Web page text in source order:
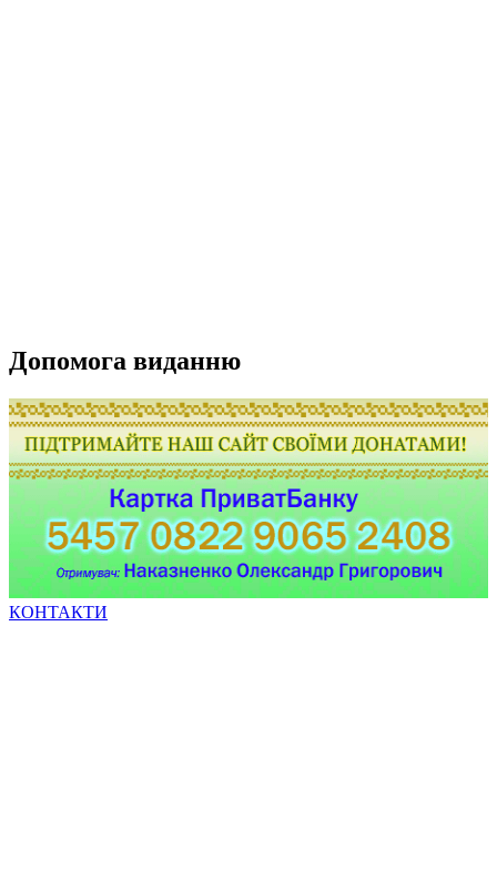
Допомога виданню
КОНТАКТИ